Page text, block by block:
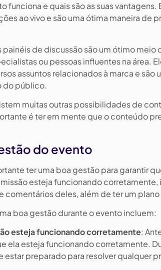
funciona e quais são as suas vantagens.
ao vivo e são uma ótima maneira de
painéis de discussão são um ótimo meio
ou pessoas influentes na área.
assuntos relacionados à marca e são
do público.
muitas outras possibilidades de
é ter em mente que o conteúdo
do evento
ter uma boa gestão para garantir
esteja funcionando
comentários deles, além de ter um
boa gestão durante o evento incluem:
esteja funcionando corretamente:
ela esteja funcionando corretamente.
estar preparado para resolver qualquer